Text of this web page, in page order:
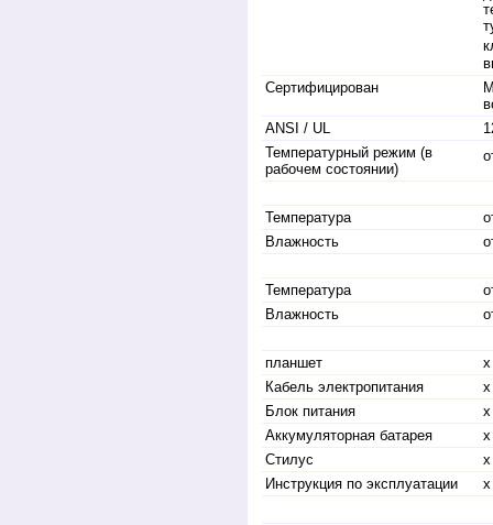
Сертифицирован
ANSI / UL
Температурный режим (в
рабочем состоянии)
Температура
Влажность
Температура
Влажность
планшет
Кабель электропитания
Блок питания
Аккумуляторная батарея
Стилус
Инструкция по эксплуатации